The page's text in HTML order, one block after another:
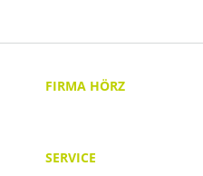
FIRMA HÖRZ
SERVICE